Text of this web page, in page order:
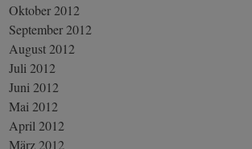
Oktober 2012
September 2012
August 2012
Juli 2012
Juni 2012
Mai 2012
April 2012
März 2012